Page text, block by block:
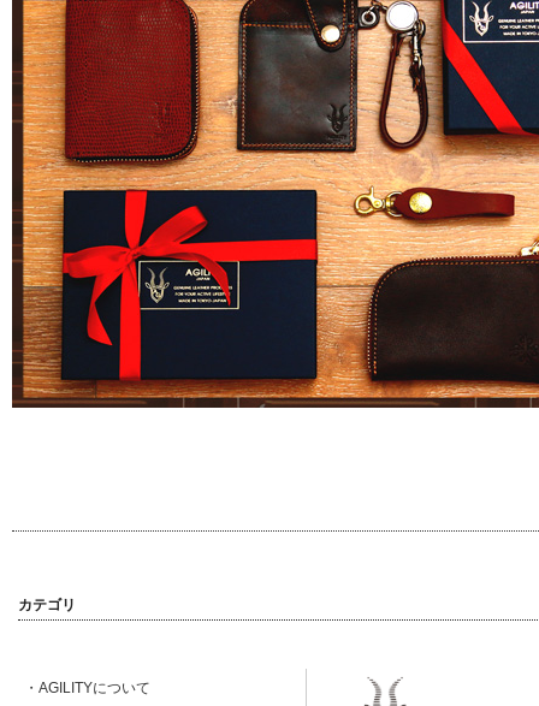
カテゴリ
・AGILITYについて